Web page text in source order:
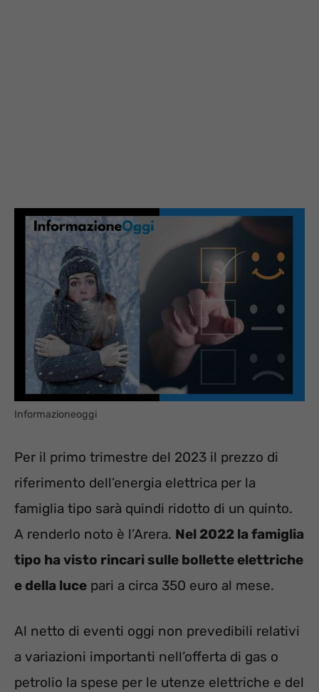
Informazioneoggi
Per il primo trimestre del 2023 il prezzo di
riferimento dell’energia elettrica per la
famiglia tipo sarà quindi ridotto di un quinto.
A renderlo noto è l’Arera. Nel 2022 la famiglia
tipo ha visto rincari sulle bollette elettriche
e della luce pari a circa 350 euro al mese.
Al netto di eventi oggi non prevedibili relativi
a variazioni importanti nell’offerta di gas o
petrolio la spese per le utenze elettriche e del